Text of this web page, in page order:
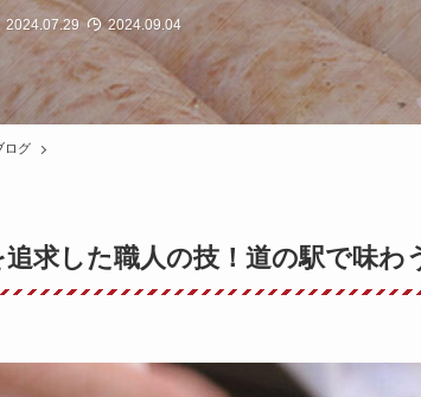
2024.07.29 2024.09.04
ログ
求した職人の技！道の駅で味